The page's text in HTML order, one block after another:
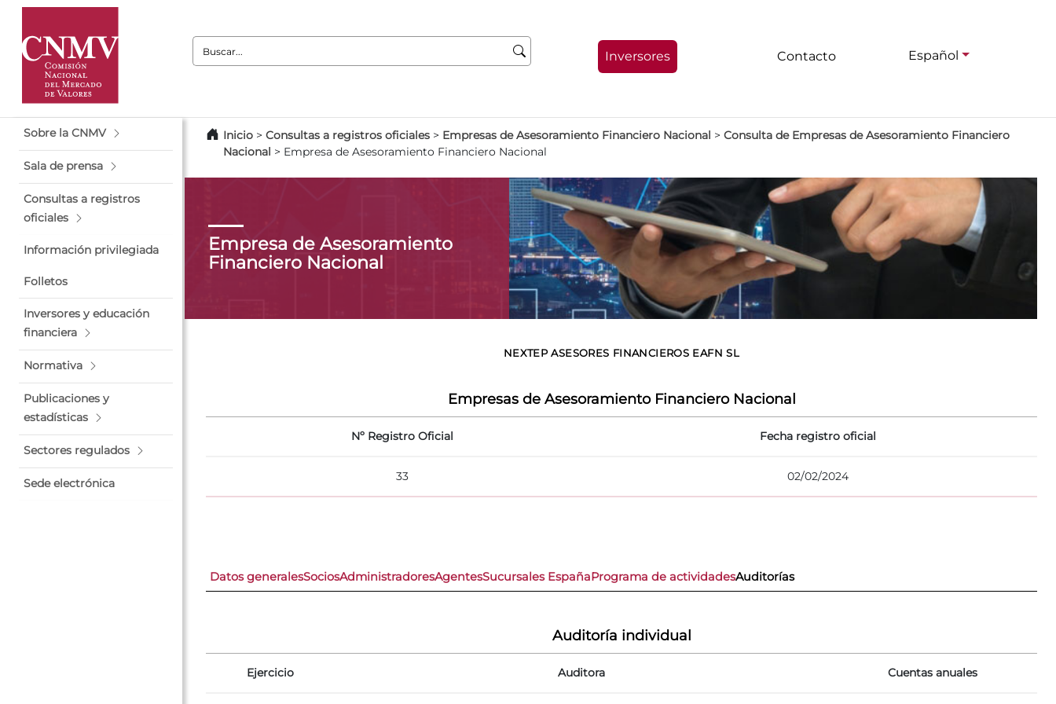
Buscar:
Inversores Contacto Español
Sobre la CNMV
Sala de prensa
Consultas a registros
oficiales
Información privilegiada
Folletos
Inversores y educación
financiera
Normativa
Publicaciones y
estadísticas
Sectores regulados
Sede electrónica
Inicio > Consultas a registros oficiales > Empresas de Asesoramiento Financiero Nacional > Consulta de Empresas de Asesoramiento Financiero
Nacional > Empresa de Asesoramiento Financiero Nacional
Empresa de Asesoramiento
Financiero Nacional
NEXTEP ASESORES FINANCIEROS EAFN SL
Empresas de Asesoramiento Financiero Nacional
Nº Registro Oficial Fecha registro oficial
33 02/02/2024
Datos generalesSociosAdministradoresAgentesSucursales EspañaPrograma de actividadesAuditorías
Auditoría individual
Ejercicio Auditora Cuentas anuales